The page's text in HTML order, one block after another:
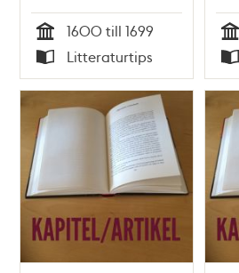
Tid
1600 till 1699
Typ
Litteraturtips Tid
Typ